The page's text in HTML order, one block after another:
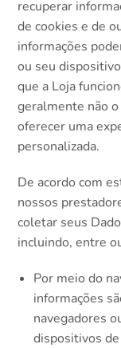
recuperar
de cookies e de
informações
ou seu
que a Loja
geralmente não
oferecer uma
personalizada.
De acordo com
nossos
coletar seus
incluindo, entre
Por meio do
informações
navegadores
dispositivos